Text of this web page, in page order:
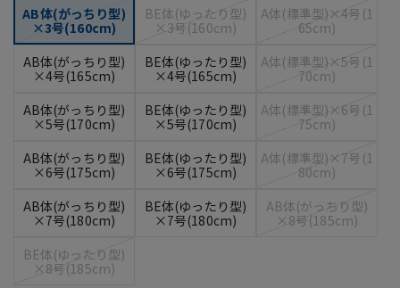
AB体(がっちり型)
×3号(160cm)
BE体(ゆったり型)
×3号(160cm)
A体(標準型)×4号(1
65cm)
AB体(がっちり型)
×4号(165cm)
BE体(ゆったり型)
×4号(165cm)
A体(標準型)×5号(1
70cm)
AB体(がっちり型)
×5号(170cm)
BE体(ゆったり型)
×5号(170cm)
A体(標準型)×6号(1
75cm)
AB体(がっちり型)
×6号(175cm)
BE体(ゆったり型)
×6号(175cm)
A体(標準型)×7号(1
80cm)
AB体(がっちり型)
×7号(180cm)
BE体(ゆったり型)
×7号(180cm)
AB体(がっちり型)
×8号(185cm)
BE体(ゆったり型)
×8号(185cm)